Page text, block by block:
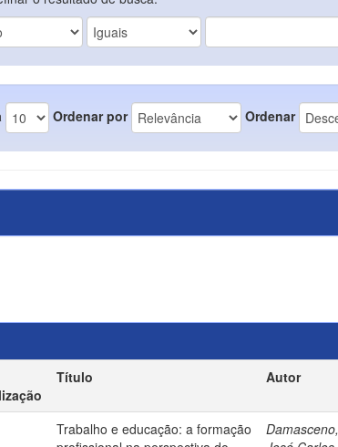
Ordenar por Ordenar
Título Autor
Trabalho e educação: a formação
Damasceno,